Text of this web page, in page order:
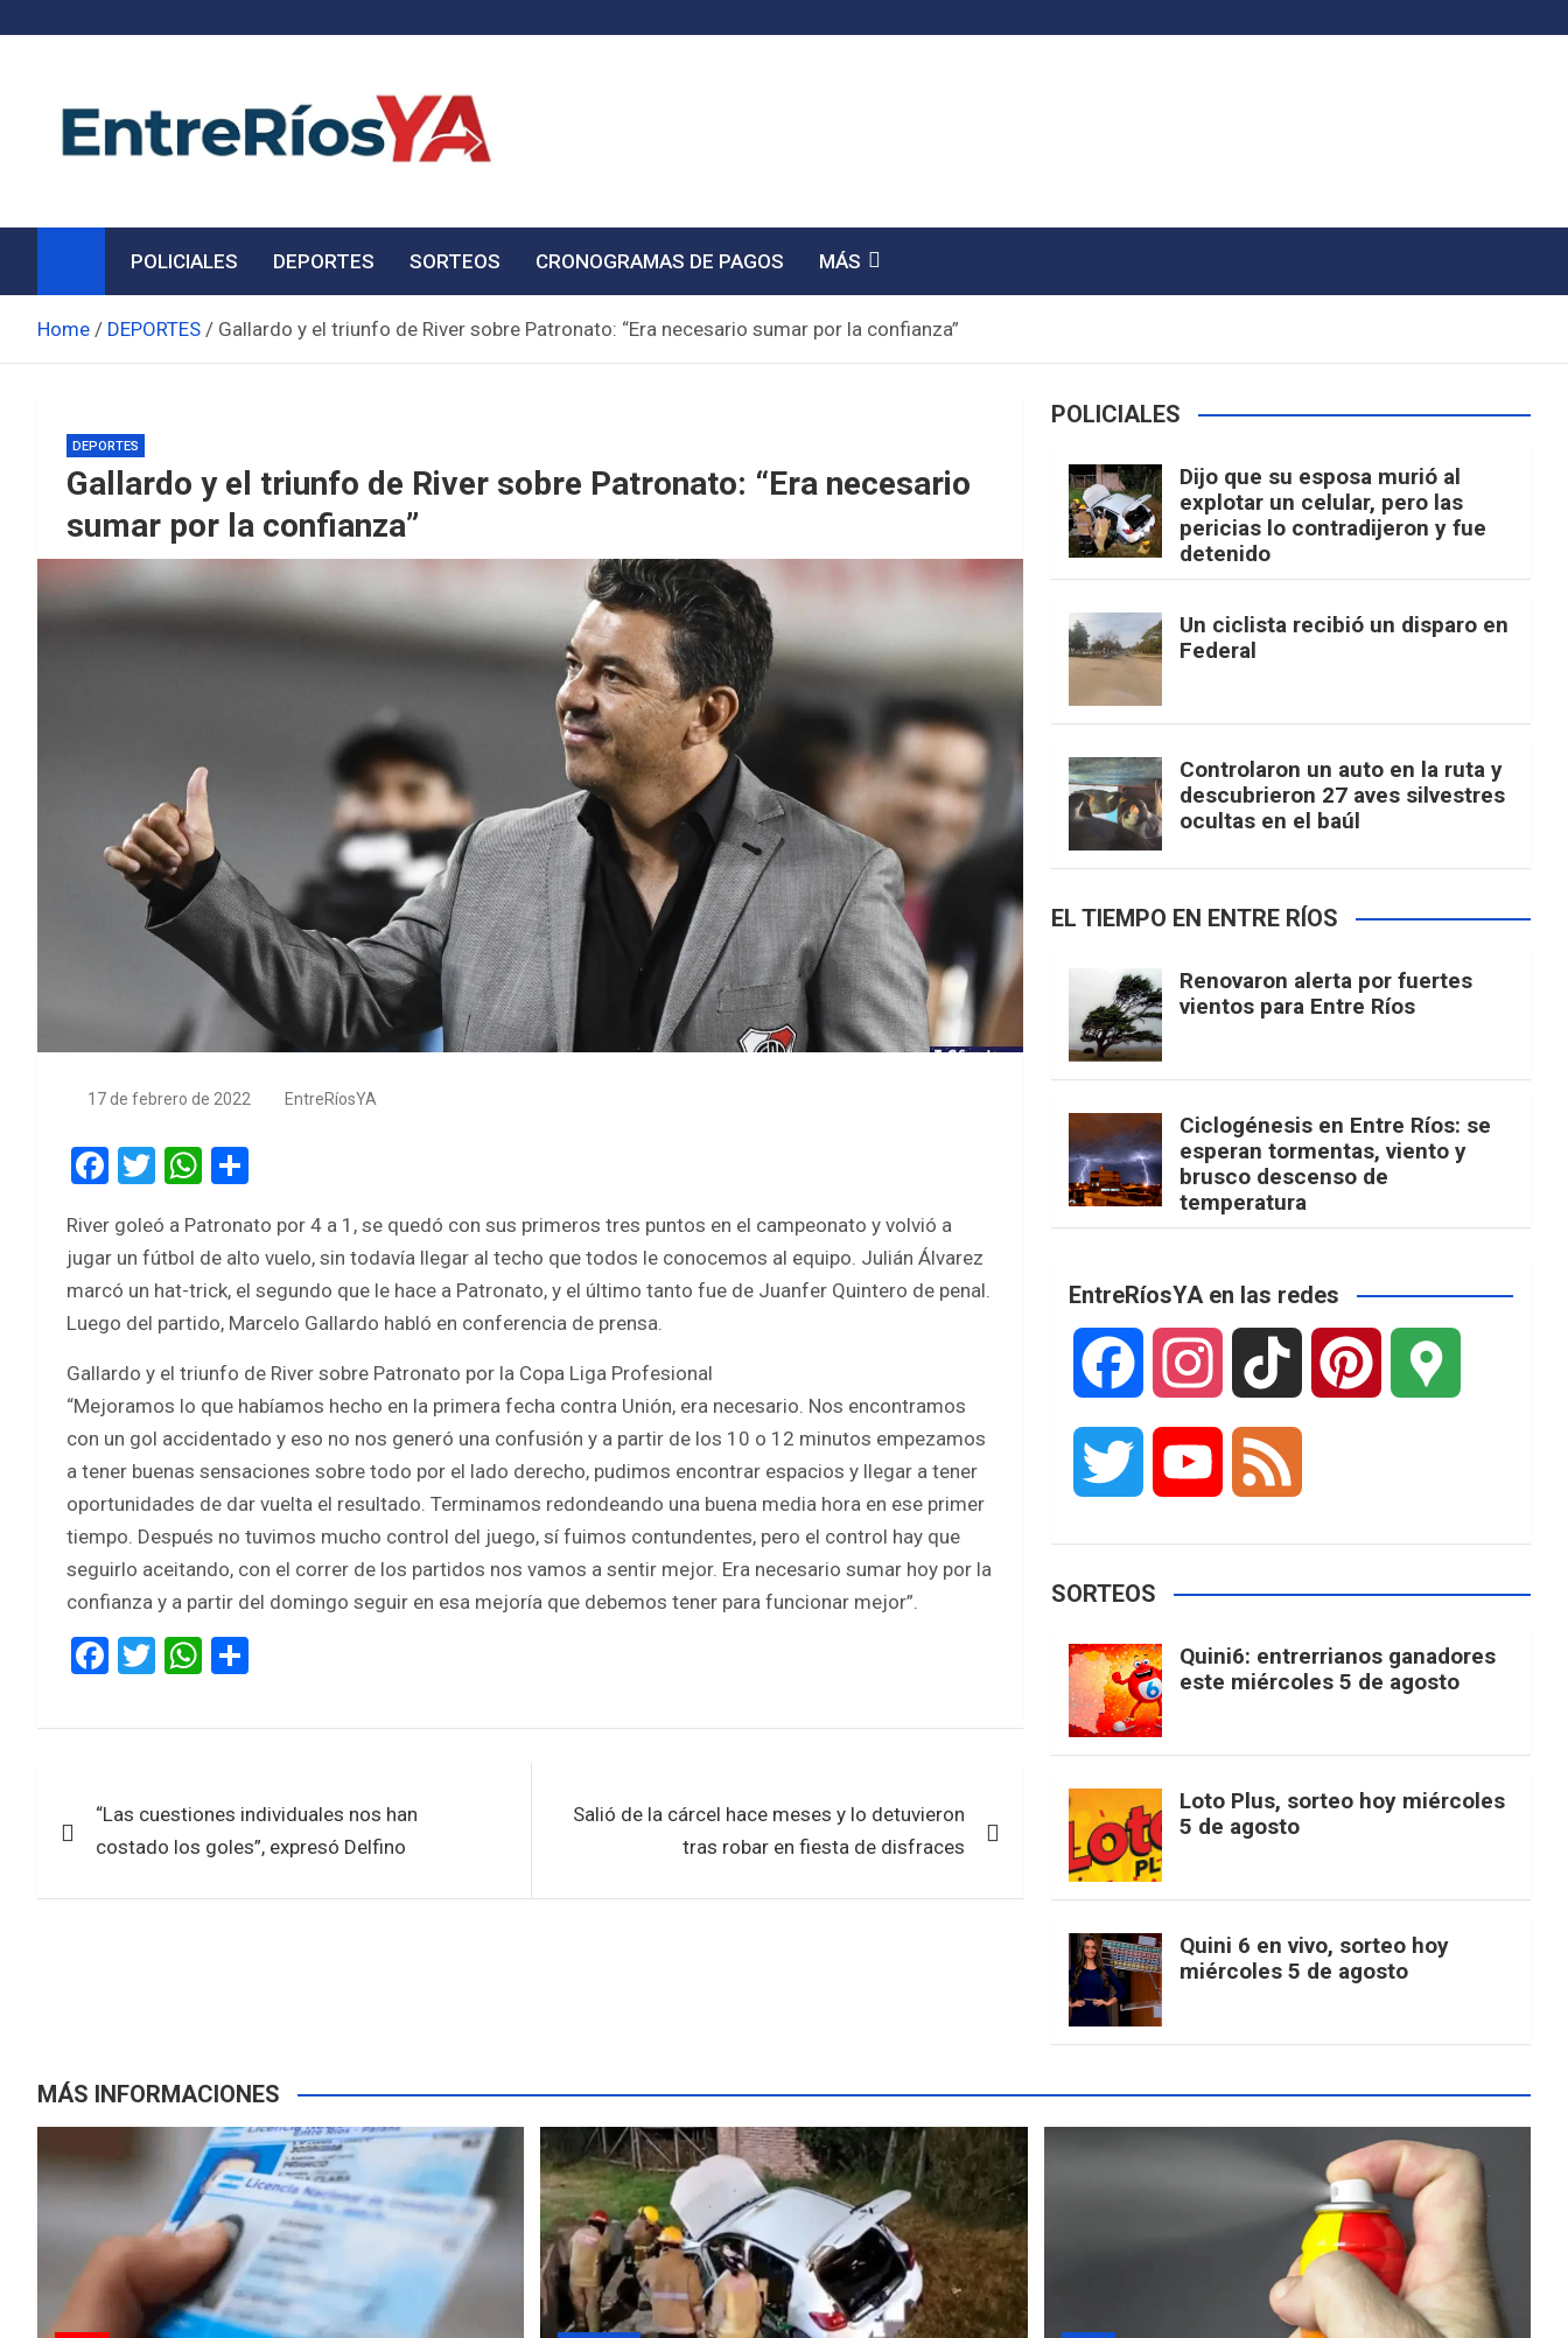
Noticias de Entre Ríos
POLICIALES DEPORTES SORTEOS CRONOGRAMAS DE PAGOS MÁS
Home DEPORTES Gallardo y el triunfo de River sobre Patronato: “Era necesario sumar por la confianza”
DEPORTES
Gallardo y el triunfo de River sobre Patronato: “Era necesario
sumar por la confianza”
17 de febrero de 2022 EntreRíosYA
F
ce
b
o
k
T
tt
er
W
at
s
A
p
ar
e
River goleó a Patronato por 4 a 1, se quedó con sus primeros tres puntos en el campeonato y volvió a
jugar un fútbol de alto vuelo, sin todavía llegar al techo que todos le conocemos al equipo. Julián Álvarez
marcó un hat-trick, el segundo que le hace a Patronato, y el último tanto fue de Juanfer Quintero de penal.
Luego del partido, Marcelo Gallardo habló en conferencia de prensa.
Gallardo y el triunfo de River sobre Patronato por la Copa Liga Profesional
“Mejoramos lo que habíamos hecho en la primera fecha contra Unión, era necesario. Nos encontramos
con un gol accidentado y eso no nos generó una confusión y a partir de los 10 o 12 minutos empezamos
a tener buenas sensaciones sobre todo por el lado derecho, pudimos encontrar espacios y llegar a tener
oportunidades de dar vuelta el resultado. Terminamos redondeando una buena media hora en ese primer
tiempo. Después no tuvimos mucho control del juego, sí fuimos contundentes, pero el control hay que
seguirlo aceitando, con el correr de los partidos nos vamos a sentir mejor. Era necesario sumar hoy por la
confianza y a partir del domingo seguir en esa mejoría que debemos tener para funcionar mejor”.
F
ce
o
o
T
tt
W
at
A
p
ar
de
“Las cuestiones individuales nos han
costado los goles”, expresó Delfino
Salió de la cárcel hace meses y lo detuvieron
tras robar en fiesta de disfraces
POLICIALES
Dijo que su esposa murió al
explotar un celular, pero las
pericias lo contradijeron y fue
detenido
Un ciclista recibió un disparo en
Federal
Controlaron un auto en la ruta y
descubrieron 27 aves silvestres
ocultas en el baúl
EL TIEMPO EN ENTRE RÍOS
Renovaron alerta por fuertes
vientos para Entre Ríos
Ciclogénesis en Entre Ríos: se
esperan tormentas, viento y
brusco descenso de
temperatura
EntreRíosYA en las redes
a
b
o
k
n
a
i
t
t
e
r
u
b
e
d
SORTEOS
Quini6: entrerrianos ganadores
este miércoles 5 de agosto
Loto Plus, sorteo hoy miércoles
5 de agosto
Quini 6 en vivo, sorteo hoy
miércoles 5 de agosto
MÁS INFORMACIONES